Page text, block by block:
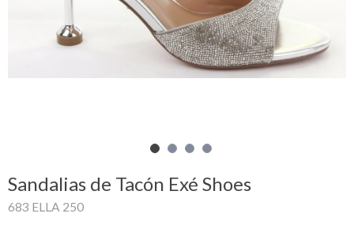
Glispe
Mujer
Sandalias de Tacón Exé Shoes
683 ELLA 250